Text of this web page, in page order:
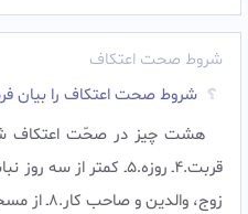
شروط صحت اعتکاف
شروط صحت اعتکاف را بیان
زوج، والدين و صاحب كار.8ـ از مسجد خارج نشود.